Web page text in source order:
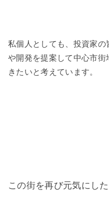
私個人としても、投資家
や開発を提案して中心市
きたいと考えています。
この街を再び元気にした